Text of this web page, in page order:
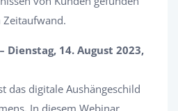
Dienstag, 14. August 2023,
das digitale Aushängeschild